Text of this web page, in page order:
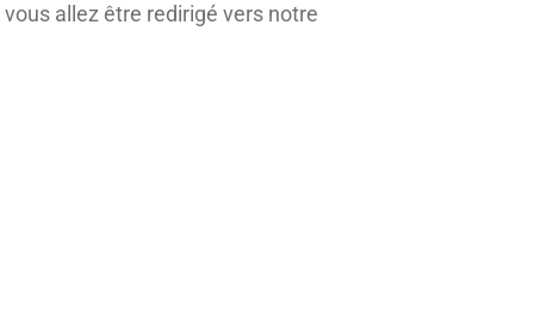
allez être redirigé vers notre